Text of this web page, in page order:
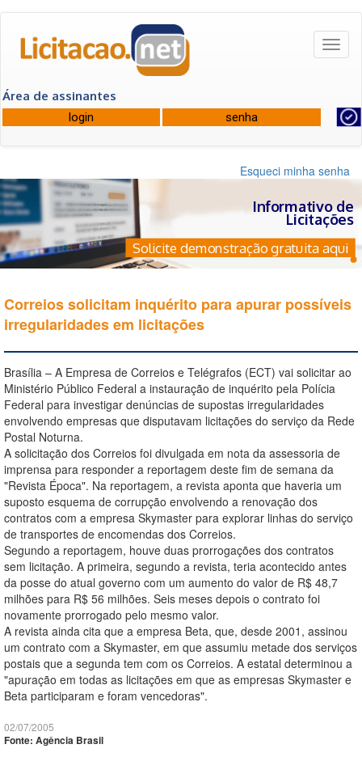
Área de assinantes
Esqueci minha senha
Informativo de
Licitações
Solicite demonstração gratuita aqui
Correios solicitam inquérito para apurar possíveis
irregularidades em licitações
Brasília – A Empresa de Correios e Telégrafos (ECT) vai solicitar ao
Ministério Público Federal a instauração de inquérito pela Polícia
Federal para investigar denúncias de supostas irregularidades
envolvendo empresas que disputavam licitações do serviço da Rede
Postal Noturna.
A solicitação dos Correios foi divulgada em nota da assessoria de
imprensa para responder a reportagem deste fim de semana da
"Revista Época". Na reportagem, a revista aponta que haveria um
suposto esquema de corrupção envolvendo a renovação dos
contratos com a empresa Skymaster para explorar linhas do serviço
de transportes de encomendas dos Correios.
Segundo a reportagem, houve duas prorrogações dos contratos
sem licitação. A primeira, segundo a revista, teria acontecido antes
da posse do atual governo com um aumento do valor de R$ 48,7
milhões para R$ 56 milhões. Seis meses depois o contrato foi
novamente prorrogado pelo mesmo valor.
A revista ainda cita que a empresa Beta, que, desde 2001, assinou
um contrato com a Skymaster, em que assumiu metade dos serviços
postais que a segunda tem com os Correios. A estatal determinou a
"apuração em todas as licitações em que as empresas Skymaster e
Beta participaram e foram vencedoras".
02/07/2005
Fonte: Agência Brasil